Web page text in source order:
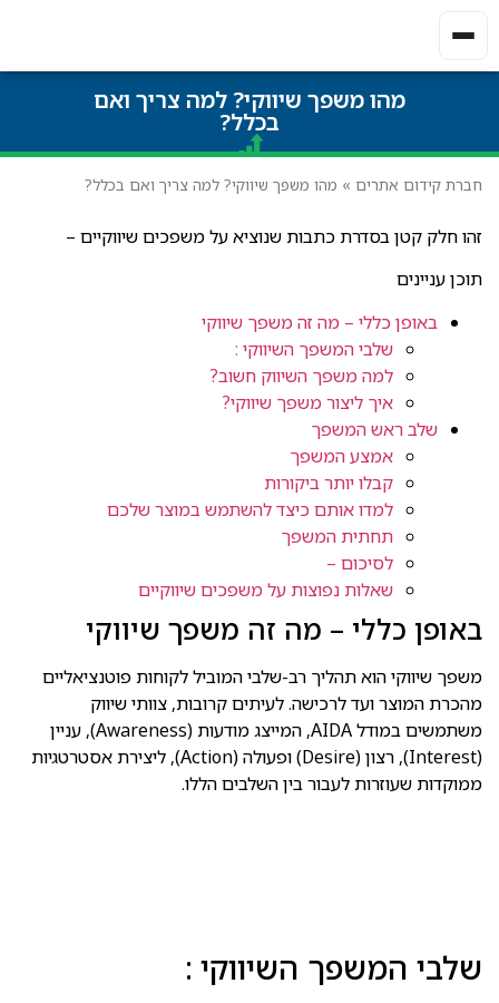
מהו משפך שיווקי? למה צריך ואם
בכלל?
חברת קידום אתרים » מהו משפך שיווקי? למה צריך ואם בכלל?
זהו חלק קטן בסדרת כתבות שנוציא על משפכים שיווקיים –
תוכן עניינים
באופן כללי – מה זה משפך שיווקי
שלבי המשפך השיווקי :
למה משפך השיווק חשוב?
איך ליצור משפך שיווקי?
שלב ראש המשפך
אמצע המשפך
קבלו יותר ביקורות
למדו אותם כיצד להשתמש במוצר שלכם
תחתית המשפך
לסיכום –
שאלות נפוצות על משפכים שיווקיים
באופן כללי – מה זה משפך שיווקי
משפך שיווקי הוא תהליך רב-שלבי המוביל לקוחות פוטנציאליים
מהכרת המוצר ועד לרכישה. לעיתים קרובות, צוותי שיווק
משתמשים במודל AIDA, המייצג מודעות (Awareness), עניין
(Interest), רצון (Desire) ופעולה (Action), ליצירת אסטרטגיות
ממוקדות שעוזרות לעבור בין השלבים הללו.
שלבי המשפך השיווקי :